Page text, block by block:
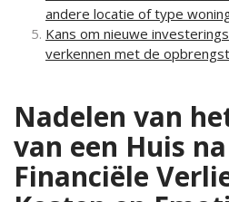
andere locatie of type
Kans om nieuwe
verkennen met de
Nadelen van
van een Huis
Financiële